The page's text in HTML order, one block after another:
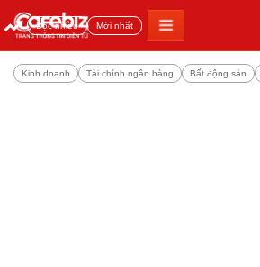
Đọc nhiều Mới nhất
Kinh doanh Tài chính ngân hàng Bất động sản